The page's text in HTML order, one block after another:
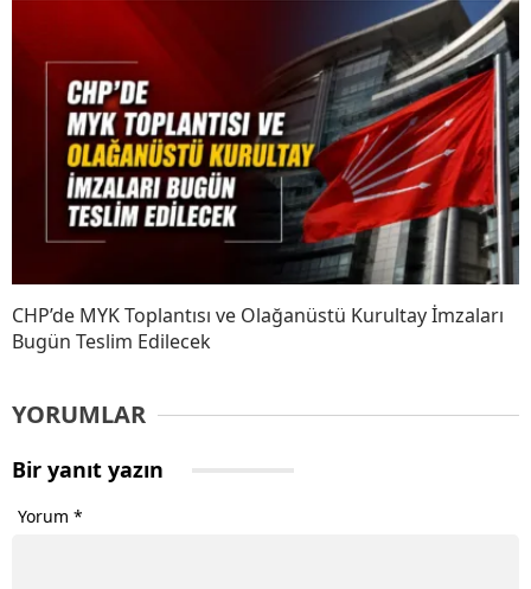
CHP’de MYK Toplantısı ve Olağanüstü Kurultay İmzaları
Bugün Teslim Edilecek
YORUMLAR
Bir yanıt yazın
Yorum *